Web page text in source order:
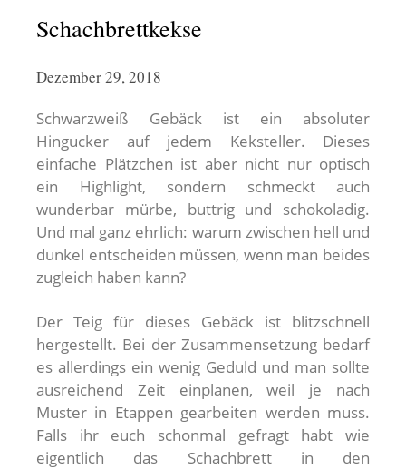
Schachbrettkekse
Dezember 29, 2018
Schwarzweiß Gebäck ist ein absoluter
Hingucker auf jedem Keksteller. Dieses
einfache Plätzchen ist aber nicht nur optisch
ein Highlight, sondern schmeckt auch
wunderbar mürbe, buttrig und schokoladig.
Und mal ganz ehrlich: warum zwischen hell und
dunkel entscheiden müssen, wenn man beides
zugleich haben kann?
Der Teig für dieses Gebäck ist blitzschnell
hergestellt. Bei der Zusammensetzung bedarf
es allerdings ein wenig Geduld und man sollte
ausreichend Zeit einplanen, weil je nach
Muster in Etappen gearbeiten werden muss.
Falls ihr euch schonmal gefragt habt wie
eigentlich das Schachbrett in den